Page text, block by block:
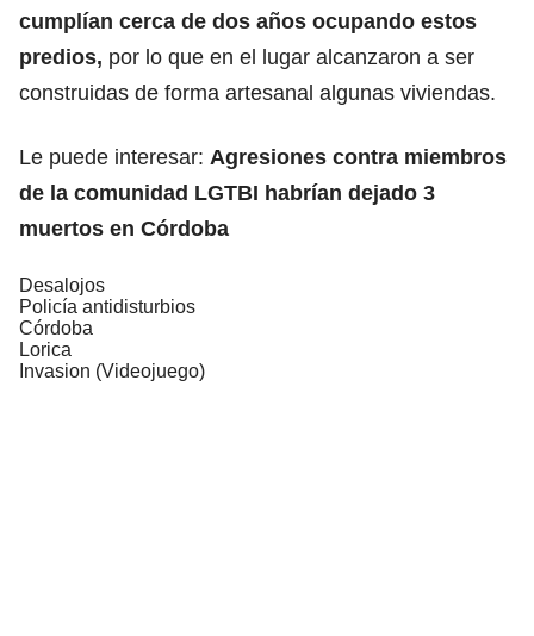
cumplían cerca de dos años ocupando estos
predios, por lo que en el lugar alcanzaron a ser
construidas de forma artesanal algunas viviendas.
Le puede interesar: Agresiones contra miembros
de la comunidad LGTBI habrían dejado 3
muertos en Córdoba
Desalojos
Policía antidisturbios
Córdoba
Lorica
Invasion (Videojuego)